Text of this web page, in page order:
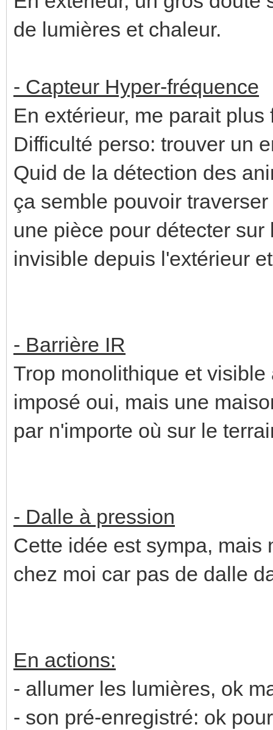
de lumières et chaleur.
- Capteur Hyper-fréquence
En extérieur, me parait plus
Difficulté perso: trouver un
Quid de la détection des
ça semble pouvoir
une pièce pour détecter
invisible depuis l'extérieur
- Barrière IR
Trop monolithique et
imposé oui, mais une
par n'importe où sur le
- Dalle à pression
Cette idée est sympa,
chez moi car pas de dalle
En actions:
- allumer les lumières, ok
- son pré-enregistré: ok